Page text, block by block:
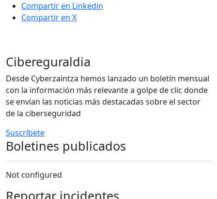
Compartir en Linkedin
Compartir en X
Cibereguraldia
Desde Cyberzaintza hemos lanzado un boletín mensual
con la información más relevante a golpe de clic donde
se envían las noticias más destacadas sobre el sector
de la ciberseguridad
Suscríbete
Boletines publicados
Not configured